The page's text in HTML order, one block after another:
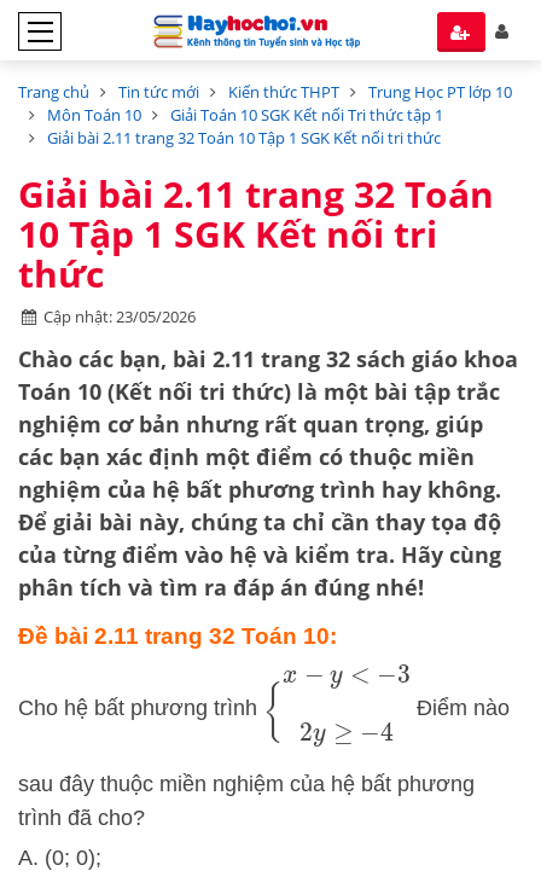
Trang chủ Tin tức mới Kiến thức THPT
Trung Học PT lớp 10
Môn Toán 10
Giải Toán 10 SGK Kết nối Tri thức tập 1
Giải bài 2.11 trang 32 Toán 10 Tập 1 SGK Kết nối tri thức
Giải bài 2.11 trang 32 Toán
10 Tập 1 SGK Kết nối tri
thức
Cập nhật: 23/05/2026
Chào các bạn, bài 2.11 trang 32 sách giáo khoa
Toán 10 (Kết nối tri thức) là một bài tập trắc
nghiệm cơ bản nhưng rất quan trọng, giúp
các bạn xác định một điểm có thuộc miền
nghiệm của hệ bất phương trình hay không.
Để giải bài này, chúng ta chỉ cần thay tọa độ
của từng điểm vào hệ và kiểm tra. Hãy cùng
phân tích và tìm ra đáp án đúng nhé!
Đề bài 2.11 trang 32 Toán 10:
Cho hệ bất phương trình
x− y< − 32 y≥−
Điểm nào
sau đây thuộc miền nghiệm của hệ bất phương
trình đã cho?
A. (0; 0);